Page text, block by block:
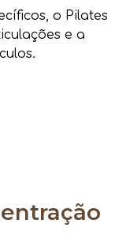
o Pilates
e a